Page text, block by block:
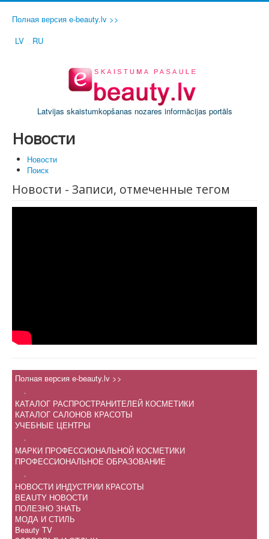
Полная версия e-beauty.lv >>
LV
RU
Latvijas skaistumkopšanas nozares informācijas portāls
Новости
Новости
Поиск
Новости - Записи, отмеченные тегом
Полная версия e-beauty.lv >>
.
КАТАЛОГ РАСПРОСТРАНИТЕЛЕЙ КОСМЕТИКИ
КАТАЛОГ САЛОНОВ КРАСОТЫ
УЧЕБНЫЕ ЦЕНТРЫ
.
МАРКИ ПРОФЕССИОНАЛЬНОЙ КОСМЕТИКИ
ПРОФЕССИОНАЛЬНОЕ ОБРАЗОВАНИЕ
.
НОВОСТИ ИНДУСТРИИ КРАСОТЫ
BEAUTY НОВОСТИ
ПОЛЕЗНО ЗНАТЬ
МОДА И СТИЛЬ
Beauty TV